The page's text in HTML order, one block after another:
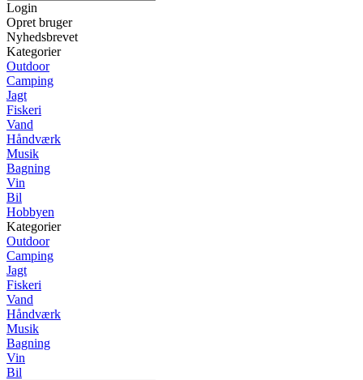
Login
Opret bruger
Nyhedsbrevet
Kategorier
Outdoor
Camping
Jagt
Fiskeri
Vand
Håndværk
Musik
Bagning
Vin
Bil
Hobbyen
Kategorier
Outdoor
Camping
Jagt
Fiskeri
Vand
Håndværk
Musik
Bagning
Vin
Bil